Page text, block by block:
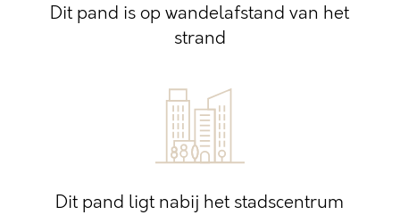
Dit pand is op wandelafstand van het
strand
Dit pand ligt nabij het stadscentrum